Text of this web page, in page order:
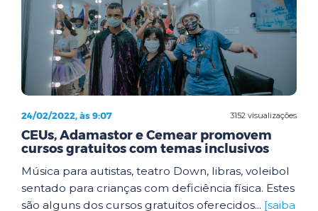
3152 visualizações
24/02/2022, às 9:07
CEUs, Adamastor e Cemear promovem
cursos gratuitos com temas inclusivos
Música para autistas, teatro Down, libras, voleibol
sentado para crianças com deficiência física. Estes
são alguns dos cursos gratuitos oferecidos... [saiba